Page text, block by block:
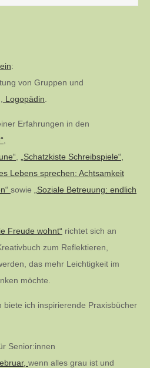
:
von Gruppen und
Logopädin
Erfahrungen in den
„Schatzkiste Schreibspiele“,
Lebens sprechen: Achtsamkeit
sowie
„Soziale Betreuung: endlich
Freude wohnt“ richtet sich an
zum Reflektieren,
das mehr Leichtigkeit im
möchte.
biete ich inspirierende Praxisbücher
Senior:innen
wenn alles grau ist und